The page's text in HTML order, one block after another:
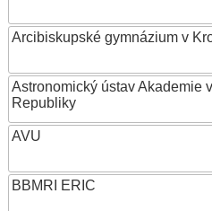
Arcibiskupské gymnázium v
Astronomický ústav Akademie
Republiky
AVU
BBMRI ERIC